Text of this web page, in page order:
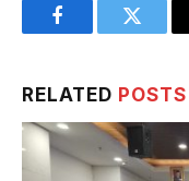
FacebookTwitter
RELATED POSTS